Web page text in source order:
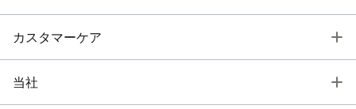
カスタマーケア
当社